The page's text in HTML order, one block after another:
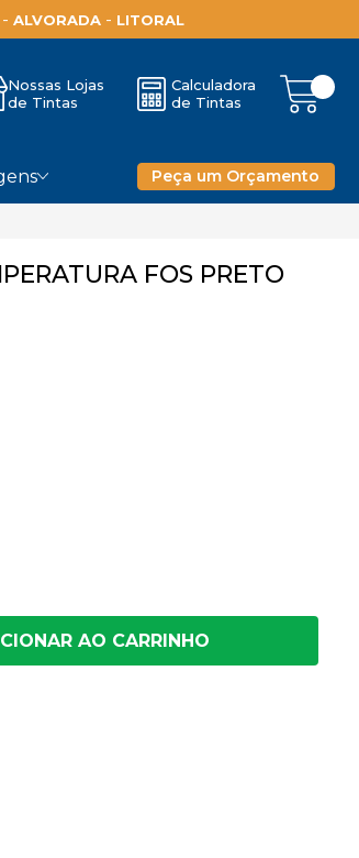
-ALVORADA - LITORAL
Nossas Lojas
de Tintas
Calculadora
de Tintas
Peça um Orçamento
FOS PRETO